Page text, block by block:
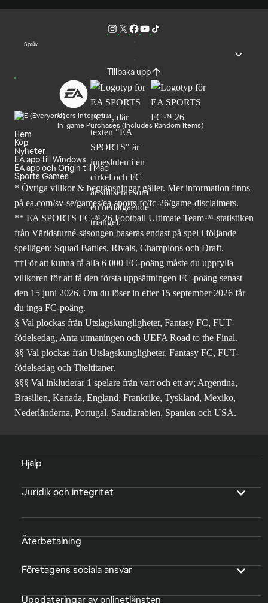
Språk
Tillbaka upp
Users Interact
In-game Purchases (Includes Random Items)
Hem
Köp
Nyheter
EA app till Windows
EA app och Origin till Mac
Sports Games
* Övriga villkor & begränsningar gäller. Merinformation finns
på ea.com/sv-se/games/ea-sports-fc/fc-26/game-disclaimers.
** EA SPORTS FC™ 26 Football Ultimate Team™-statistiken
från Världsturné-säsongen baseras endast på spel i följande
spellägen: Squad Battles, Rivals, Champions och Draft.
††För att kunna få alla 6 000 FC-poäng måste du uppfylla
villkoren för att få den första uppsättningen FC-poäng senast
den 15 juni 2026. Om du löser in efter 15 september 2026 får
du inga FC-poäng.
§ Val plockas från Utslagskungligheter, Fantasy FC, FUT-
födelsedag, Anta utmaningen och UEFA Road to the Final.
§§ Val plockas från Utslagskungligheter, Fantasy FC, FUT-
födelsedag och Titeltitaner.
§§§ Val inkluderar 1 spelare från vart och ett av; Argentina,
Brasilien, Kanada, England, Frankrike, Tyskland, Mexiko,
Nederländerna, Portugal, Saudiarabien, Spanien och USA.
Hjälp
Juridik och integritet
Återbetalning
Företagens sociala ansvar
Uppdateringar av onlinetjänsten